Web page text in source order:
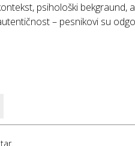
psihološki
– pesnikovi su